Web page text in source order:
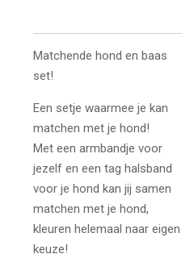
Matchende hond en baas
set!
Een setje waarmee je kan
matchen met je hond!
Met een armbandje voor
jezelf en een tag halsband
voor je hond kan jij samen
matchen met je hond,
kleuren helemaal naar eigen
keuze!